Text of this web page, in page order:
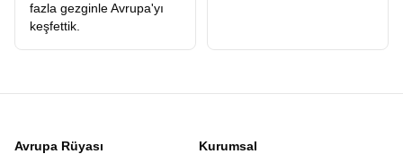
fazla gezginle Avrupa'yı
keşfettik.
Avrupa Rüyası
Kurumsal